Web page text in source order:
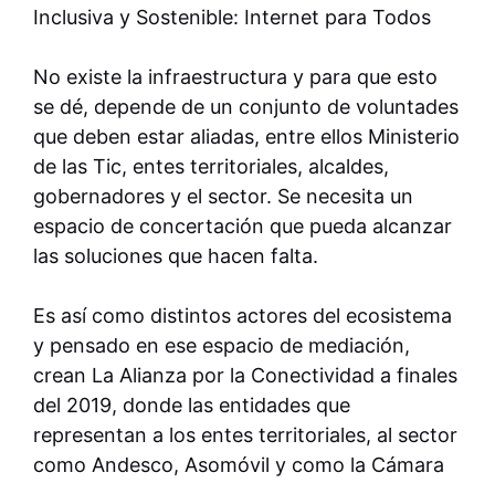
Inclusiva y Sostenible: Internet para Todos
No existe la infraestructura y para que esto
se dé, depende de un conjunto de voluntades
que deben estar aliadas, entre ellos Ministerio
de las Tic, entes territoriales, alcaldes,
gobernadores y el sector. Se necesita un
espacio de concertación que pueda alcanzar
las soluciones que hacen falta.
Es así como distintos actores del ecosistema
y pensado en ese espacio de mediación,
crean La Alianza por la Conectividad a finales
del 2019, donde las entidades que
representan a los entes territoriales, al sector
como Andesco, Asomóvil y como la Cámara